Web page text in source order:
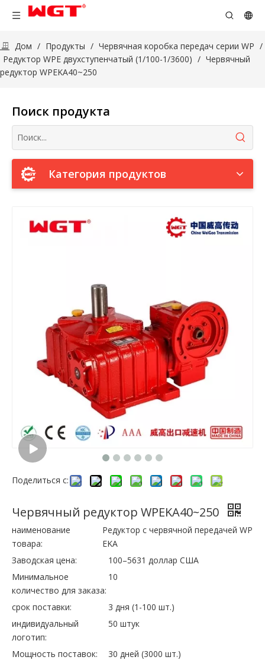
Дом / Продукты / Червячная коробка передач серии WP /
Редуктор WPE двухступенчатый (1/100-1/3600) / Червячный
редуктор WPEKA40~250
Поиск продукта
Категория продуктов
Поделиться с:
Червячный редуктор WPEKA40~250
наименование
товара:
Редуктор с червячной передачей WP
EKA
Заводская цена:
100–5631 доллар США
Минимальное
количество для заказа:
10
срок поставки:
3 дня (1-100 шт.)
индивидуальный
логотип:
50 штук
Мощность поставок:
30 дней (3000 шт.)